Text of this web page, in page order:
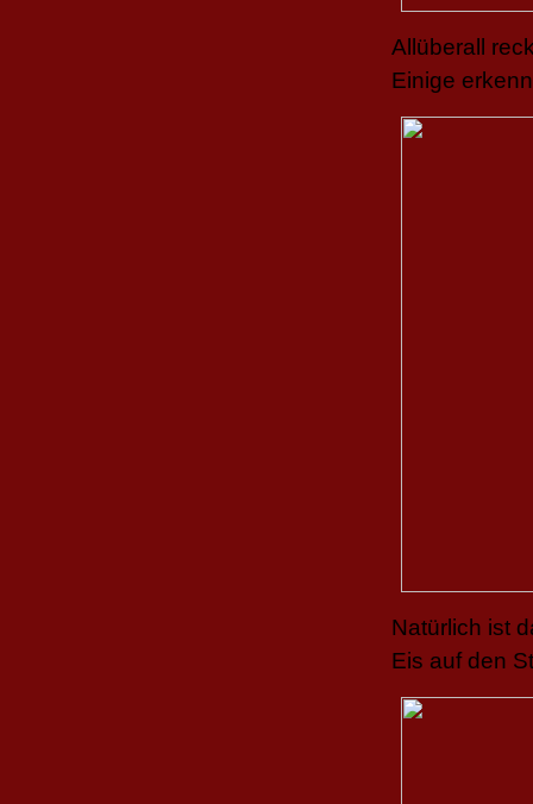
Allüberall
Einige
Natürlich ist
Eis auf den